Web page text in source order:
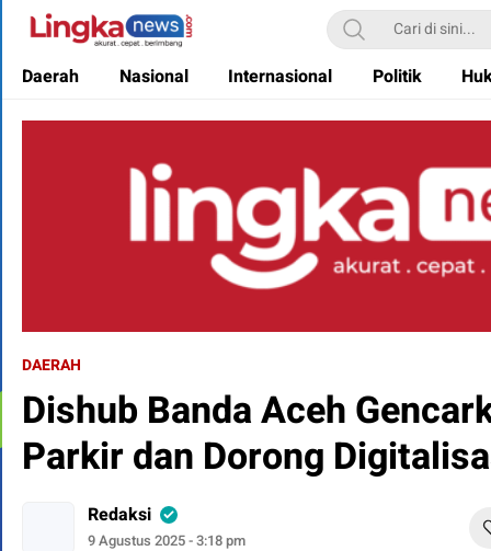
Lingkanews
Akurat. Cepat & Berimbang
Daerah Nasional Internasional Politik
DAERAH
Dishub Banda Aceh
Parkir dan Dorong
Redaksi
9 Agustus 2025 - 3:18 pm